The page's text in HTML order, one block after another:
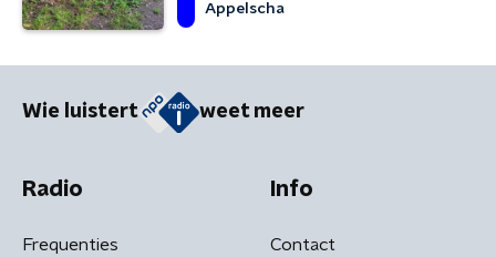
Appelscha
Wie luistert weet meer
Radio
Frequenties
Info
Contact